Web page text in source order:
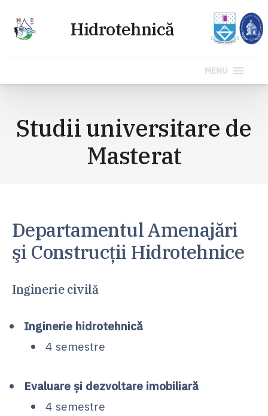
conținut
MENU
Studii universitare de
Masterat
Departamentul Amenajări
şi Construcţii Hidrotehnice
Inginerie civilă
Inginerie hidrotehnică
4 semestre
Evaluare şi dezvoltare imobiliară
4 semestre